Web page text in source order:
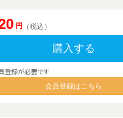
円 （税込）
購入する
登録が必要です
会員登録はこちら